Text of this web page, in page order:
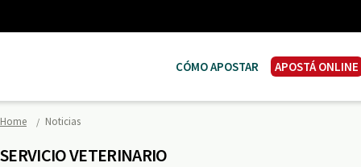
CÓMO APOSTAR APOSTÁ ONLINE
Home Noticias
SERVICIO VETERINARIO